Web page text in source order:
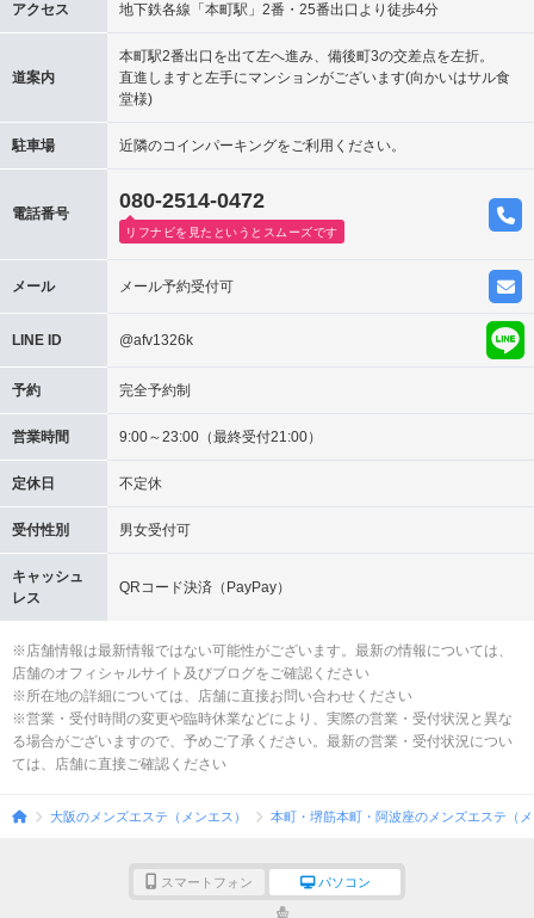
アクセス 地下鉄各線「本町駅」2番・25番出口より徒歩4分
道案内
本町駅2番出口を出て左へ進み、備後町3の交差点を左折。
直進しますと左手にマンションがございます(向かいはサル食
堂様)
駐車場 近隣のコインパーキングをご利用ください。
電話番号
080-2514-0472
リフナビを見たというとスムーズです
メール メール予約受付可
LINE ID @afv1326k
予約 完全予約制
営業時間 9:00～23:00（最終受付21:00）
定休日 不定休
受付性別 男女受付可
キャッシュ
レス
QRコード決済（PayPay）
※店舗情報は最新情報ではない可能性がございます。最新の情報については、
店舗のオフィシャルサイト及びブログをご確認ください
※所在地の詳細については、店舗に直接お問い合わせください
※営業・受付時間の変更や臨時休業などにより、実際の営業・受付状況と異な
る場合がございますので、予めご了承ください。最新の営業・受付状況につい
ては、店舗に直接ご確認ください
大阪のメンズエステ（メンエス） 本町・堺筋本町・阿波座のメンズエステ（
スマートフォン パソコン